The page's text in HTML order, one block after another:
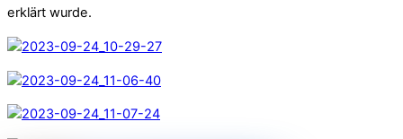
erklärt wurde.